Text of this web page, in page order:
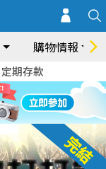
購物情報
定期存款